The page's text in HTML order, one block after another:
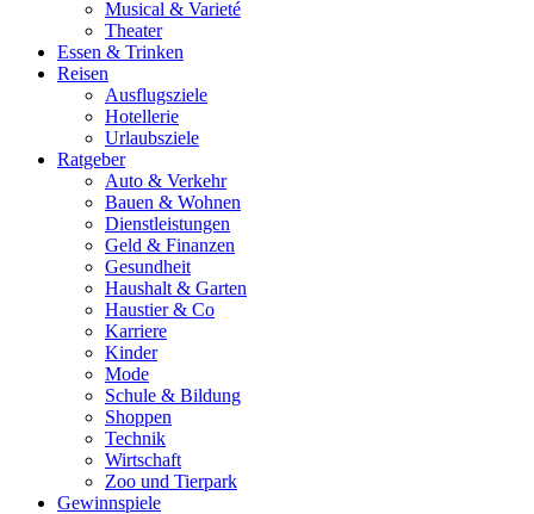
Musical & Varieté
Theater
Essen & Trinken
Reisen
Ausflugsziele
Hotellerie
Urlaubsziele
Ratgeber
Auto & Verkehr
Bauen & Wohnen
Dienstleistungen
Geld & Finanzen
Gesundheit
Haushalt & Garten
Haustier & Co
Karriere
Kinder
Mode
Schule & Bildung
Shoppen
Technik
Wirtschaft
Zoo und Tierpark
Gewinnspiele